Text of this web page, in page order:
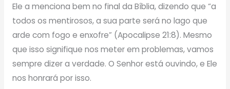
Ele a menciona bem no final da Bíblia, dizendo que “a
todos os mentirosos, a sua parte será no lago que
arde com fogo e enxofre” (Apocalipse 21:8). Mesmo
que isso signifique nos meter em problemas, vamos
sempre dizer a verdade. O Senhor está ouvindo, e Ele
nos honrará por isso.